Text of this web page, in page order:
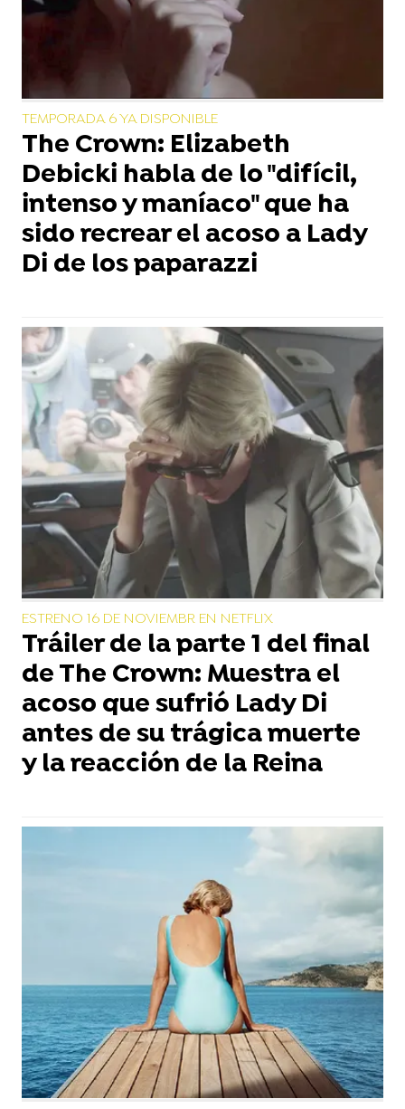
TEMPORADA 6 YA DISPONIBLE
The Crown: Elizabeth
Debicki habla de lo "difícil,
intenso y maníaco" que ha
sido recrear el acoso a Lady
Di de los paparazzi
ESTRENO 16 DE NOVIEMBR EN NETFLIX
Tráiler de la parte 1 del final
de The Crown: Muestra el
acoso que sufrió Lady Di
antes de su trágica muerte
y la reacción de la Reina